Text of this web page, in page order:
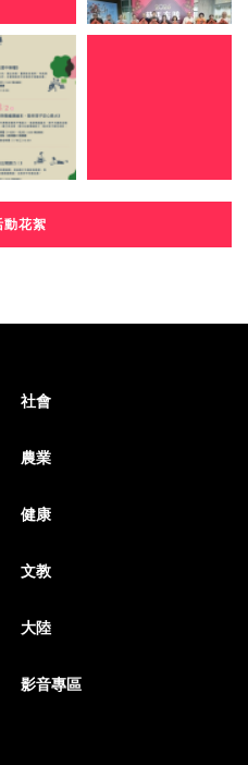
動花絮
社會
農業
健康
文教
大陸
影音專區